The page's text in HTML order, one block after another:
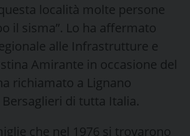
località molte persone
il sisma”. Lo ha affermato
alle Infrastrutture e
Amirante in occasione del
richiamato a Lignano
di tutta Italia.
che nel 1976 si trovarono